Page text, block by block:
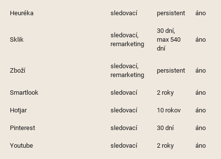
Heuréka sledovací persistent áno
Sklik
sledovací,
remarketing
30 dní,
max 540
dní
áno
Zboží
sledovací,
remarketing
persistent áno
Smartlook sledovací 2 roky áno
Hotjar sledovací 10 rokov áno
Pinterest sledovací 30 dní áno
Youtube sledovací 2 roky áno